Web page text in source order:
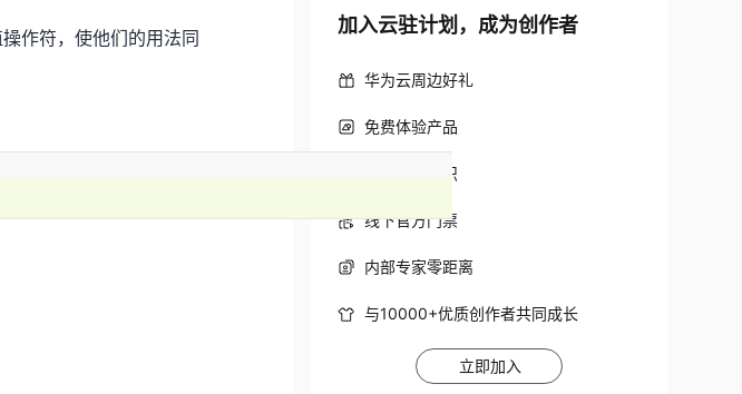
作符，使他们的用法同
加入云驻计划，成为创作者
华为云周边好礼
免费体验产品
特殊身份标识
线下官方门票
内部专家零距离
与10000+优质创作者共同成长
立即加入